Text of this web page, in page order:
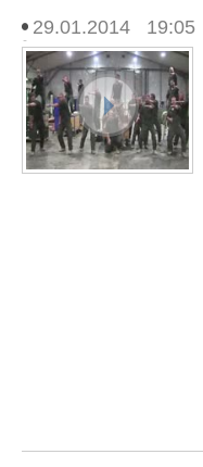
29.01.2014 19:05